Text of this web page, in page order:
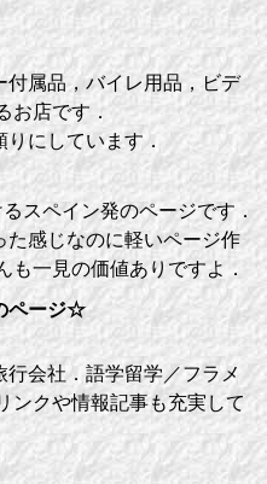
付属品，バイレ用品，ビデ
お店です．
にしています．
スペイン発のページです．
た感じなのに軽いページ作
も一見の価値ありですよ．
ページ☆
会社．語学留学／フラメ
ンクや情報記事も充実して